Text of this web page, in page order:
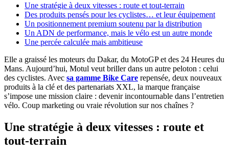
Une stratégie à deux vitesses : route et tout-terrain
Des produits pensés pour les cyclistes… et leur équipement
Un positionnement premium soutenu par la distribution
Un ADN de performance, mais le vélo est un autre monde
Une percée calculée mais ambitieuse
Elle a graissé les moteurs du Dakar, du MotoGP et des 24 Heures du
Mans. Aujourd’hui, Motul veut briller dans un autre peloton : celui
des cyclistes. Avec sa gamme Bike Care repensée, deux nouveaux
produits à la clé et des partenariats XXL, la marque française
s’impose une mission claire : devenir incontournable dans l’entretien
vélo. Coup marketing ou vraie révolution sur nos chaînes ?
Une stratégie à deux vitesses : route et
tout-terrain